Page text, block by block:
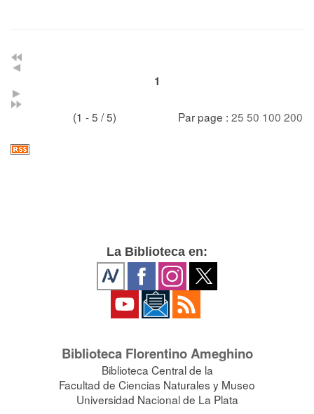
1
(1 - 5 / 5) Par page : 25 50 100 200
La Biblioteca en:
Biblioteca Florentino Ameghino
Biblioteca Central de la
Facultad de Ciencias Naturales y Museo
Universidad Nacional de La Plata